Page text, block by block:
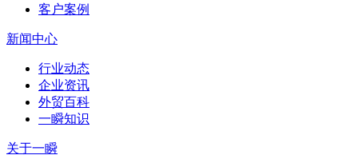
客户案例
新闻中心
行业动态
企业资讯
外贸百科
一瞬知识
关于一瞬